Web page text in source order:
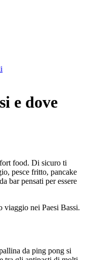
e dove
food. Di sicuro ti
pesce fritto, pancake
bar pensati per essere
viaggio nei Paesi Bassi.
da ping pong si